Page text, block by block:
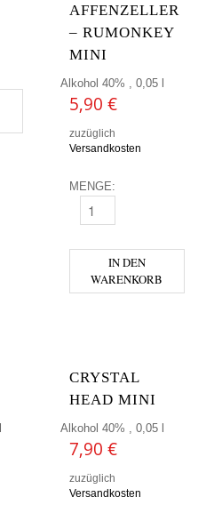
MINI MENGE
AFFENZELLER
– RUMONKEY
MINI
Alkohol 40% , 0,05 l
5,90 €
zuzüglich
Versandkosten
MENGE:
AFFENZELLER -
IN DEN
WARENKORB
CRYSTAL
HEAD MINI
Alkohol 40% , 0,05 l
7,90 €
zuzüglich
Versandkosten